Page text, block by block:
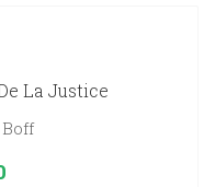
La Justice